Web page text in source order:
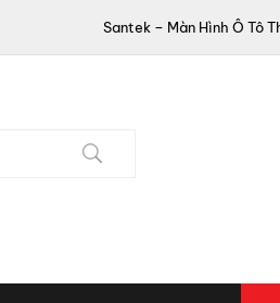
Santek – Màn Hình Ô Tô